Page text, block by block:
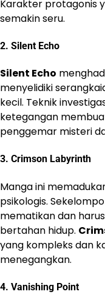
Karakter protagonis
semakin seru.
2. Silent Echo
Silent Echo
menyelidiki
kecil. Teknik
ketegangan
penggemar misteri
3. Crimson Labyrinth
Manga ini
psikologis.
mematikan dan
bertahan hidup.
yang kompleks dan
menegangkan.
4. Vanishing Point